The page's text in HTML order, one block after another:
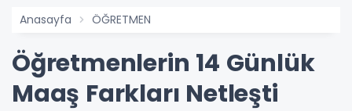
Anasayfa ÖĞRETMEN
Öğretmenlerin 14 Günlük
Maaş Farkları Netleşti